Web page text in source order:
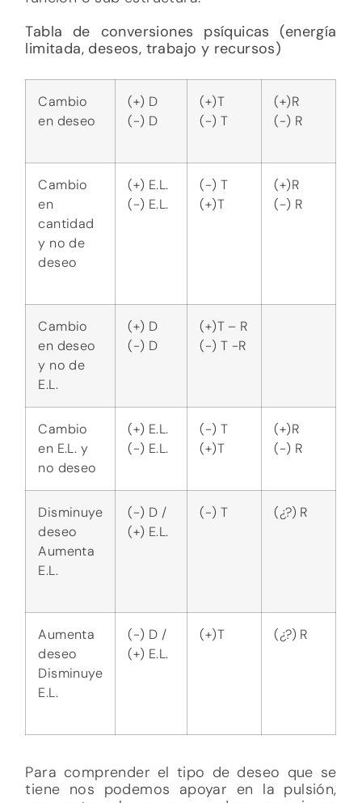
Cambio
en deseo
y no de
(+) D
(-) D
(+)T – R
(-) T -R
Cambio
en E.L. y
(+) E.L.
(-) E.L.
(-) T
(+)T
(+)R
(-) R
Disminuye
deseo
Aumenta
E.L.
(-) D /
(+) E.L.
(-) T (¿?) R
deseo
Disminuye
E.L.
(+) E.L.
Para comprender el tipo de deseo que se
tiene nos podemos apoyar en la pulsión,
pero esta sola no nos puede proporcionar
el funcionamiento total de la psique. Es por
ello que el estudio de la pulsión debe de
considerar las representaciones y las
fantasías que se tengan. Estas se verán
sustentadas en la t. estructural, t. genética y
principios básicos del psicoanálisis serán
las bases de la administración de la energía.
La economía por el otro lado, nos permite
comprender la distribución y la circulación
deseos que cubrir y limitantes por afrontar.
siguiente: